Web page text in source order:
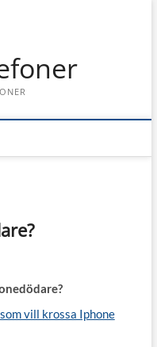
vill krossa Iphone